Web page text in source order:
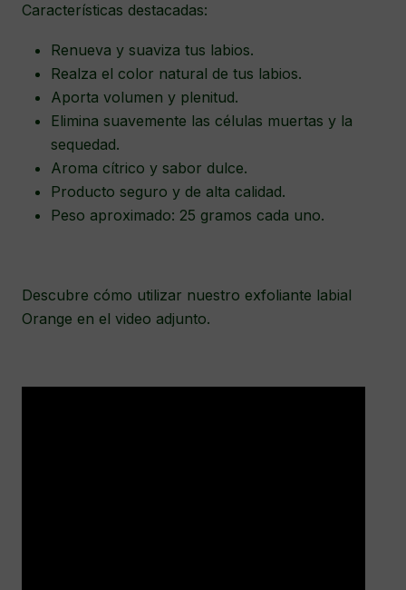
Características destacadas:
Renueva y suaviza tus labios.
Realza el color natural de tus labios.
Aporta volumen y plenitud.
Elimina suavemente las células muertas y la
sequedad.
Aroma cítrico y sabor dulce.
Producto seguro y de alta calidad.
Peso aproximado: 25 gramos cada uno.
Descubre cómo utilizar nuestro exfoliante labial
Orange en el video adjunto.